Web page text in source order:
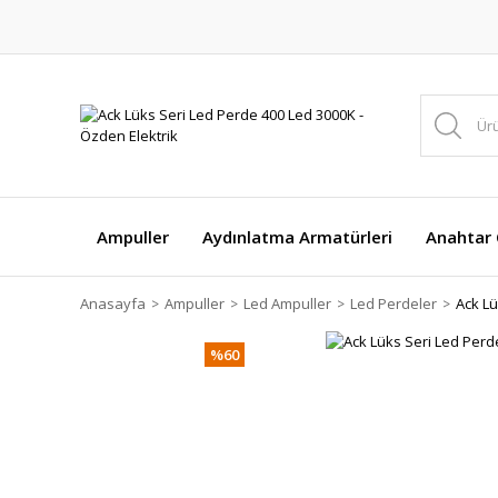
Ampuller Aydınlatma Armatürleri Anahtar
Anasayfa Ampuller Led Ampuller Led Perdeler Ack
%60